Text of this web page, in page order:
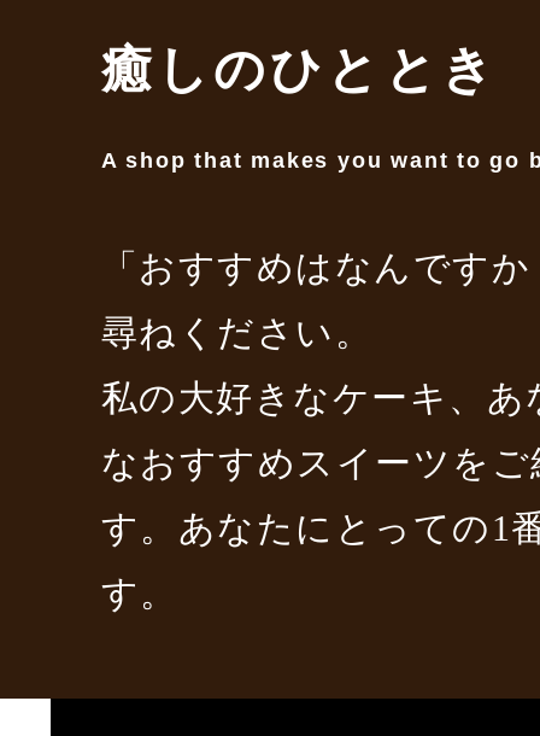
癒しのひととき
A shop that makes you want to go
「おすすめはなんです
尋ねください。
私の大好きなケーキ、
なおすすめスイーツを
す。あなたにとっての1
す。